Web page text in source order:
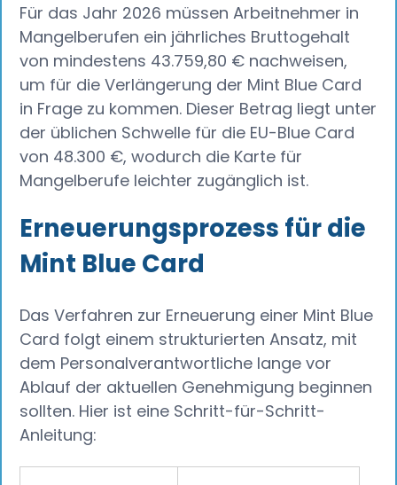
Für das Jahr 2026 müssen Arbeitnehmer in
Mangelberufen ein jährliches Bruttogehalt
von mindestens 43.759,80 € nachweisen,
um für die Verlängerung der Mint Blue Card
in Frage zu kommen. Dieser Betrag liegt unter
der üblichen Schwelle für die EU-Blue Card
von 48.300 €, wodurch die Karte für
Mangelberufe leichter zugänglich ist.
Erneuerungsprozess für die
Mint Blue Card
Das Verfahren zur Erneuerung einer Mint Blue
Card folgt einem strukturierten Ansatz, mit
dem Personalverantwortliche lange vor
Ablauf der aktuellen Genehmigung beginnen
sollten. Hier ist eine Schritt-für-Schritt-
Anleitung: